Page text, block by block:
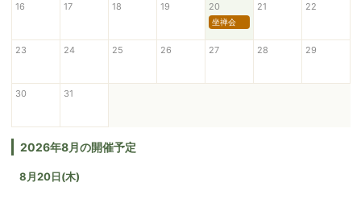
16 17 18 19 20
坐禅会
21 22
23 24 25 26 27 28 29
30 31
2026年8月の開催予定
8月20日(木)